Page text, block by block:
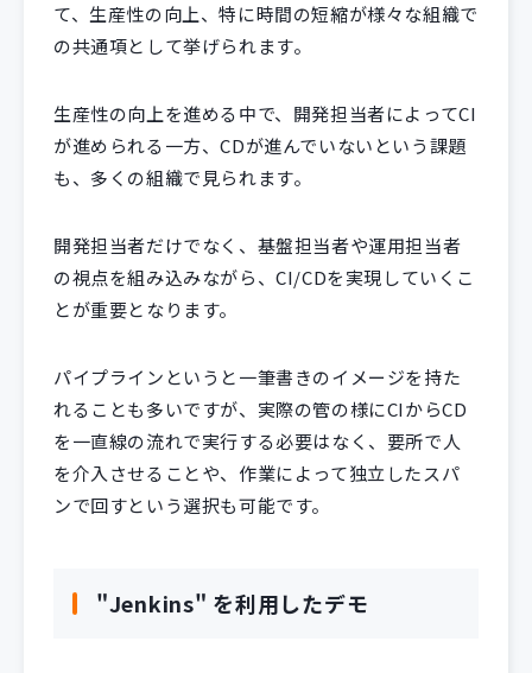
て、生産性の向上、特に時間の短縮が様々な組織で
の共通項として挙げられます。
生産性の向上を進める中で、開発担当者によってCI
が進められる一方、CDが進んでいないという課題
も、多くの組織で見られます。
開発担当者だけでなく、基盤担当者や運用担当者
の視点を組み込みながら、CI/CDを実現していくこ
とが重要となります。
パイプラインというと一筆書きのイメージを持た
れることも多いですが、実際の管の様にCIからCD
を一直線の流れで実行する必要はなく、要所で人
を介入させることや、作業によって独立したスパ
ンで回すという選択も可能です。
"Jenkins" を利用したデモ